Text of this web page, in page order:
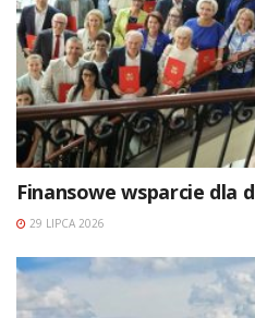
Finansowe wsparcie dla
29 LIPCA 2026